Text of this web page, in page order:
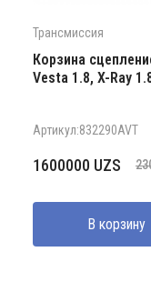
Трансмиссия
Корзина
Vesta 1.8, X-Ray
Артикул:832290AVT
Первоначальная
составляла
2300000 UZS.
1600000 UZS
Текущая
1600000 UZS.
В корзину